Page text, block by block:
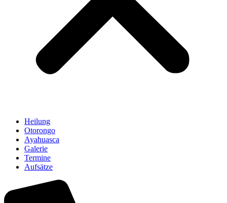
Heilung
Otorongo
Ayahuasca
Galerie
Termine
Aufsätze